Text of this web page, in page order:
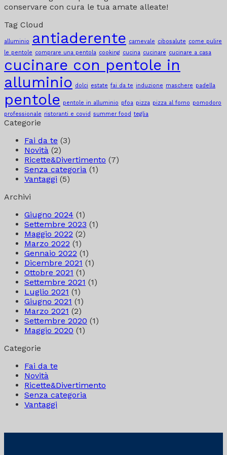
conservare con cura le tua amate alleate!
Tag Cloud
alluminio antiaderente carnevale cibosalute come pulire
le pentole comprare una pentola cooking cucina cucinare cucinare a casa
cucinare con pentole in
alluminio dolci estate fai da te induzione maschere padella
pentole pentole in alluminio pfoa pizza pizza al forno pomodoro
professionale ristoranti e covid summer food teglia
Categorie
Fai da te (3)
Novità (2)
Ricette&Divertimento (7)
Senza categoria (1)
Vantaggi (5)
Archivi
Giugno 2024 (1)
Settembre 2023 (1)
Maggio 2022 (2)
Marzo 2022 (1)
Gennaio 2022 (1)
Dicembre 2021 (1)
Ottobre 2021 (1)
Settembre 2021 (1)
Luglio 2021 (1)
Giugno 2021 (1)
Marzo 2021 (2)
Settembre 2020 (1)
Maggio 2020 (1)
Categorie
Fai da te
Novità
Ricette&Divertimento
Senza categoria
Vantaggi